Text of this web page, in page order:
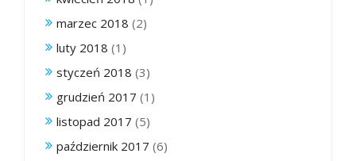
marzec 2018 (2)
luty 2018 (1)
styczeń 2018 (3)
grudzień 2017 (1)
listopad 2017 (5)
październik 2017 (6)